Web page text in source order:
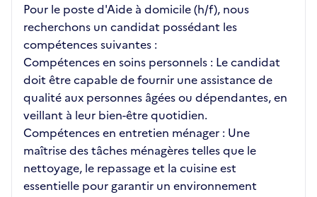
Pour le poste d'Aide à domicile (h/f), nous
recherchons un candidat possédant les
compétences suivantes :
Compétences en soins personnels : Le candidat
doit être capable de fournir une assistance de
qualité aux personnes âgées ou dépendantes, en
veillant à leur bien-être quotidien.
Compétences en entretien ménager : Une
maîtrise des tâches ménagères telles que le
nettoyage, le repassage et la cuisine est
essentielle pour garantir un environnement